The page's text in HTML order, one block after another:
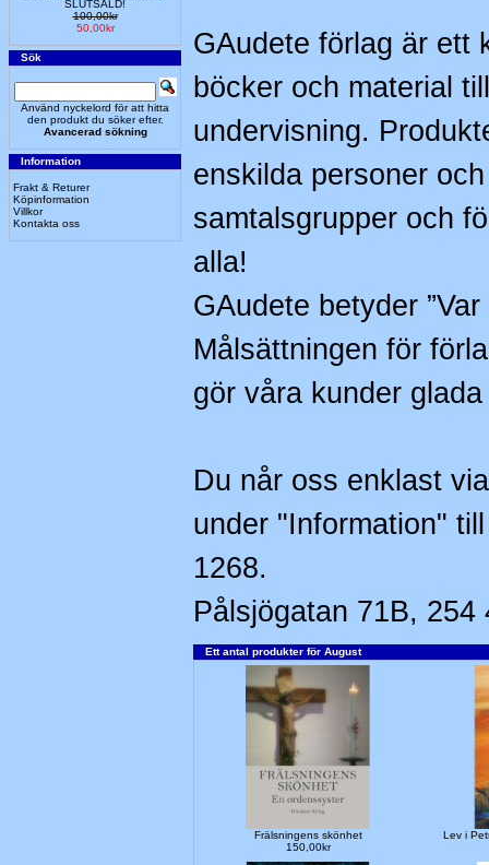
SLUTSÅLD!
100,00kr
50,00kr
Sök
Använd nyckelord för att hitta
den produkt du söker efter.
Avancerad sökning
Information
Frakt & Returer
Köpinformation
Villkor
Kontakta oss
GAudete förlag är ett
böcker och material
undervisning.
enskilda personer
samtalsgrupper och
alla!
GAudete betyder ”Var
Målsättningen för
gör våra kunder
Du når oss enklast
under "Information"
1268.
Pålsjögatan 71B, 254
Ett antal produkter för August
Frälsningens skönhet
150,00kr
Lev i